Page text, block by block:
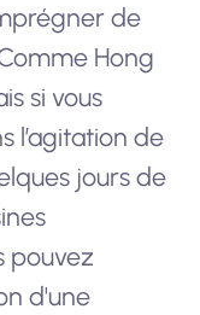
de
Hong
si vous
l’agitation de
jours de
pouvez
d'une